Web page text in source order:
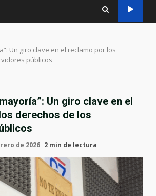
Un giro clave en el reclamo por los
públicos
Un giro clave en el
derechos de los
de 2026 2 min de lectura